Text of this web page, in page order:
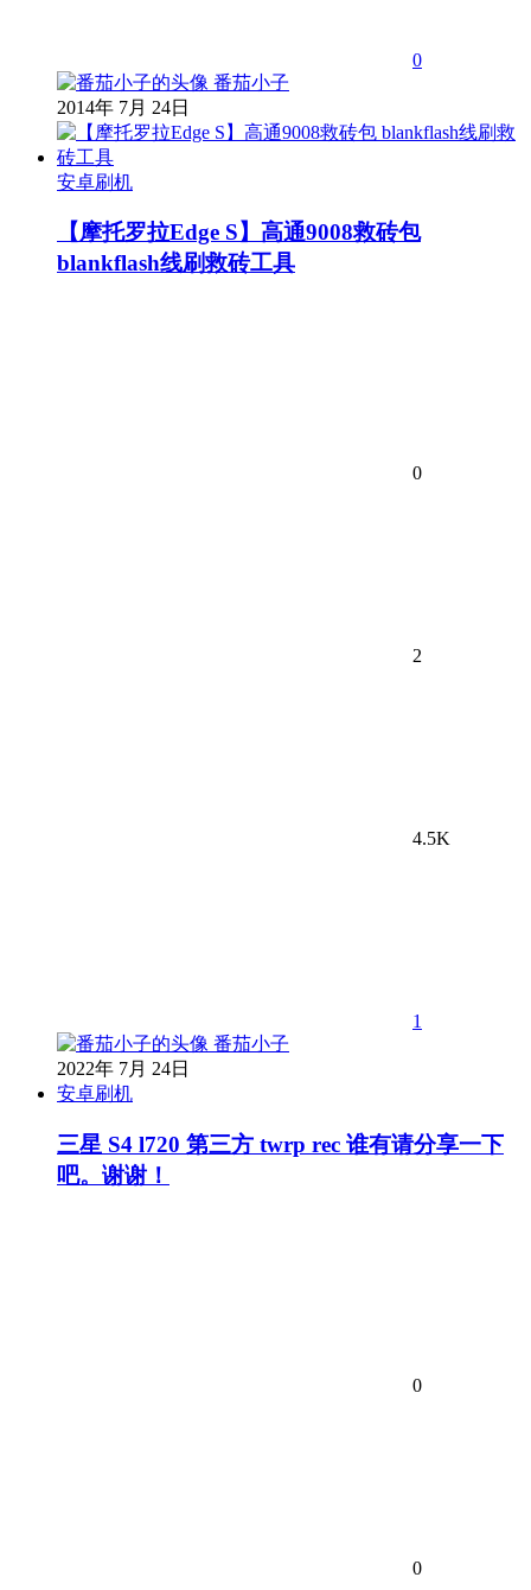
0
番茄小子
2014年 7月 24日
安卓刷机
【摩托罗拉Edge S】高通9008救砖包
blankflash线刷救砖工具
0
2
4.5K
1
番茄小子
2022年 7月 24日
安卓刷机
三星 S4 l720 第三方 twrp rec 谁有请分享一下
吧。谢谢！
0
0